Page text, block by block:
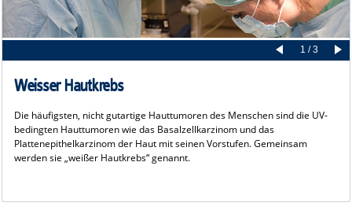
1 / 3
Weisser Hautkrebs
Die häufigsten, nicht gutartige Hauttumoren des Menschen sind die UV-
bedingten Hauttumoren wie das Basalzellkarzinom und das
Plattenepithelkarzinom der Haut mit seinen Vorstufen. Gemeinsam
werden sie „weißer Hautkrebs“ genannt.